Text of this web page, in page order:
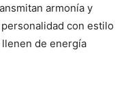
armonía y
con estilo
de energía